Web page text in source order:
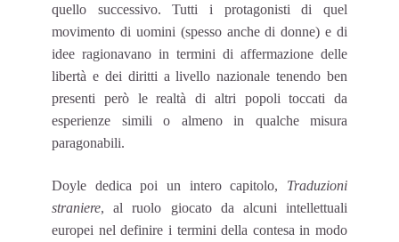
quello successivo. Tutti i protagonisti di quel
movimento di uomini (spesso anche di donne) e di
idee ragionavano in termini di affermazione delle
libertà e dei diritti a livello nazionale tenendo ben
presenti però le realtà di altri popoli toccati da
esperienze simili o almeno in qualche misura
paragonabili.
Doyle dedica poi un intero capitolo, Traduzioni
straniere, al ruolo giocato da alcuni intellettuali
europei nel definire i termini della contesa in modo